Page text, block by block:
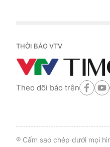
THỜI BÁO VTV
Theo dõi báo trên
® Cấm sao chép dưới mọi